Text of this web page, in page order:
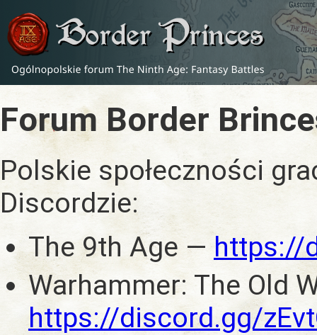
Forum Border
Polskie społeczności
Discordzie:
The 9th Age —https://
Warhammer: The Old
https://discord.gg/